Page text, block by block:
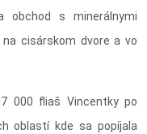
obchod s minerálnymi
cisárskom dvore a vo
000 fliaš Vincentky po
oblastí kde sa popíjala